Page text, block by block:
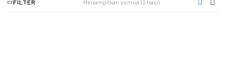
FILTER Menampilkan semua 12 hasil